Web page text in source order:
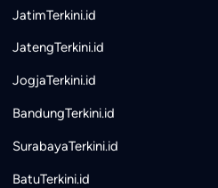
JatimTerkini.id
JatengTerkini.id
JogjaTerkini.id
BandungTerkini.id
SurabayaTerkini.id
BatuTerkini.id